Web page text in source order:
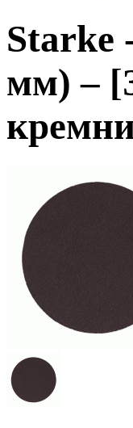
Starke
мм) –